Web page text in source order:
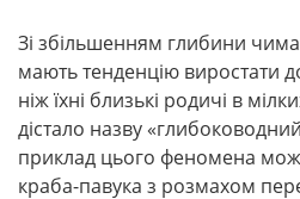
Зі збільшенням глибини
мають тенденцію виростати
ніж їхні близькі родичі в
дістало назву
приклад цього феномена
краба-павука з розмахом